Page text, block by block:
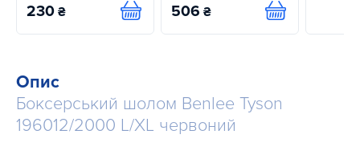
230 ₴ Купити 506 ₴ Купити
Опис
Боксерський шолом Benlee Tyson
196012/2000 L/XL червоний